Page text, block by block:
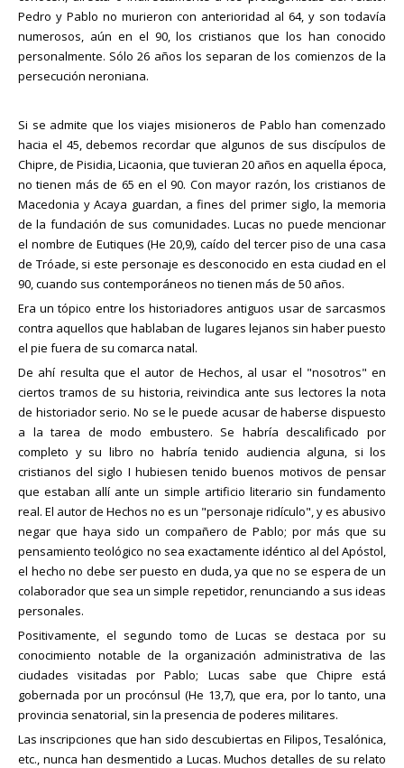
Pedro y Pablo no murieron con anterioridad al 64, y son todavía
numerosos, aún en el 90, los cristianos que los han conocido
personalmente. Sólo 26 años los separan de los comienzos de la
persecución neroniana.
Si se admite que los viajes misioneros de Pablo han comenzado
hacia el 45, debemos recordar que algunos de sus discípulos de
Chipre, de Pisidia, Licaonia, que tuvieran 20 años en aquella época,
no tienen más de 65 en el 90. Con mayor razón, los cristianos de
Macedonia y Acaya guardan, a fines del primer siglo, la memoria
de la fundación de sus comunidades. Lucas no puede mencionar
el nombre de Eutiques (He 20,9), caído del tercer piso de una casa
de Tróade, si este personaje es desconocido en esta ciudad en el
90, cuando sus contemporáneos no tienen más de 50 años.
Era un tópico entre los historiadores antiguos usar de sarcasmos
contra aquellos que hablaban de lugares lejanos sin haber puesto
el pie fuera de su comarca natal.
De ahí resulta que el autor de Hechos, al usar el "nosotros" en
ciertos tramos de su historia, reivindica ante sus lectores la nota
de historiador serio. No se le puede acusar de haberse dispuesto
a la tarea de modo embustero. Se habría descalificado por
completo y su libro no habría tenido audiencia alguna, si los
cristianos del siglo I hubiesen tenido buenos motivos de pensar
que estaban allí ante un simple artificio literario sin fundamento
real. El autor de Hechos no es un "personaje ridículo", y es abusivo
negar que haya sido un compañero de Pablo; por más que su
pensamiento teológico no sea exactamente idéntico al del Apóstol,
el hecho no debe ser puesto en duda, ya que no se espera de un
colaborador que sea un simple repetidor, renunciando a sus ideas
personales.
Positivamente, el segundo tomo de Lucas se destaca por su
conocimiento notable de la organización administrativa de las
ciudades visitadas por Pablo; Lucas sabe que Chipre está
gobernada por un procónsul (He 13,7), que era, por lo tanto, una
provincia senatorial, sin la presencia de poderes militares.
Las inscripciones que han sido descubiertas en Filipos, Tesalónica,
etc., nunca han desmentido a Lucas. Muchos detalles de su relato